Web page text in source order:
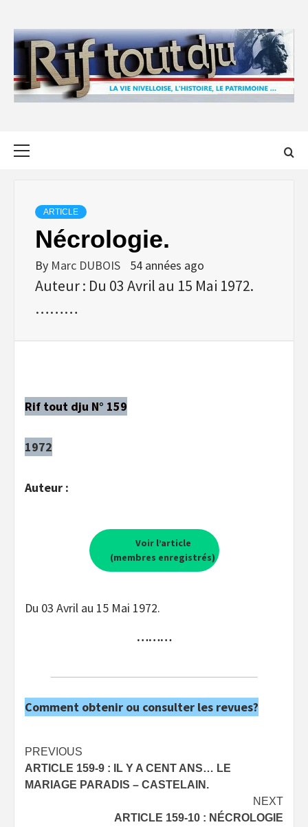
content
ARTICLE
Nécrologie.
By Marc DUBOIS 54 années ago
Auteur : Du 03 Avril au 15 Mai 1972.
………
Rif tout dju N° 159
1972
Auteur :
Voir l’article
(membres enregistrés)
Du 03 Avril au 15 Mai 1972.
………
Comment obtenir ou consulter les revues?
Post
navigation
PREVIOUS
ARTICLE 159-9 : IL Y A CENT ANS… LE
MARIAGE PARADIS – CASTELAIN.
NEXT
ARTICLE 159-10 : NÉCROLOGIE